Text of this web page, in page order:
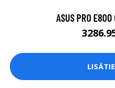
ASUS PRO